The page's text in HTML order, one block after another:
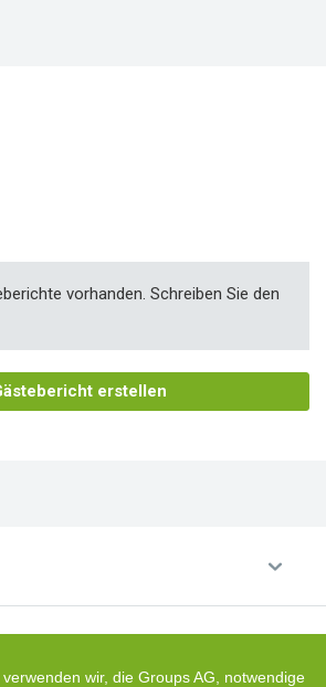
vorhanden. Schreiben Sie den
erstellen
wir, die Groups AG, notwendige